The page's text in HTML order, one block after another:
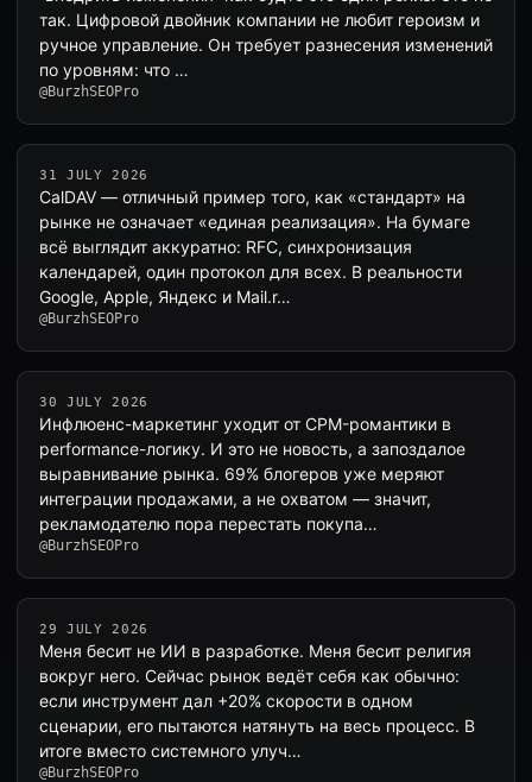
так. Цифровой двойник компании не любит героизм и
ручное управление. Он требует разнесения изменений
по уровням: что …
@BurzhSEOPro
31 JULY 2026
CalDAV — отличный пример того, как «стандарт» на
рынке не означает «единая реализация». На бумаге
всё выглядит аккуратно: RFC, синхронизация
календарей, один протокол для всех. В реальности
Google, Apple, Яндекс и Mail.r…
@BurzhSEOPro
30 JULY 2026
Инфлюенс-маркетинг уходит от CPM-романтики в
performance-логику. И это не новость, а запоздалое
выравнивание рынка. 69% блогеров уже меряют
интеграции продажами, а не охватом — значит,
рекламодателю пора перестать покупа…
@BurzhSEOPro
29 JULY 2026
Меня бесит не ИИ в разработке. Меня бесит религия
вокруг него. Сейчас рынок ведёт себя как обычно:
если инструмент дал +20% скорости в одном
сценарии, его пытаются натянуть на весь процесс. В
итоге вместо системного улуч…
@BurzhSEOPro